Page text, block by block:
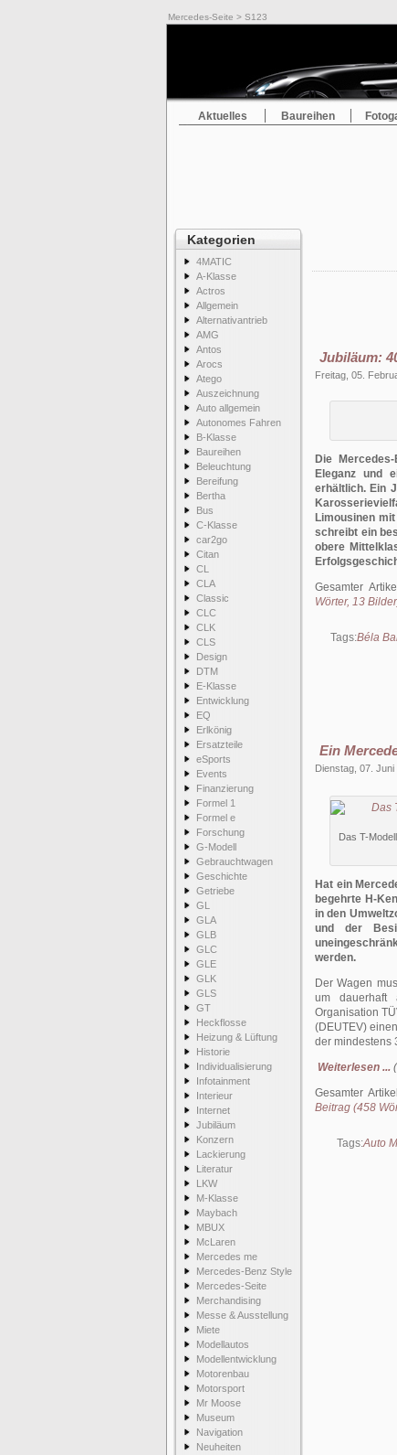
Mercedes-Seite > S123
Aktuelles Baureihen
Kategorien
4MATIC
A-Klasse
Actros
Allgemein
Alternativantrieb
AMG
Antos
Arocs
Atego
Auszeichnung
Auto allgemein
Autonomes Fahren
B-Klasse
Baureihen
Beleuchtung
Bereifung
Bertha
Bus
C-Klasse
car2go
Citan
CL
CLA
Classic
CLC
CLK
CLS
Design
DTM
E-Klasse
Entwicklung
EQ
Erlkönig
Ersatzteile
eSports
Events
Finanzierung
Formel 1
Formel e
Forschung
G-Modell
Gebrauchtwagen
Geschichte
Getriebe
GL
GLA
GLB
GLC
GLE
GLK
GLS
GT
Heckflosse
Heizung & Lüftung
Historie
Individualisierung
Infotainment
Interieur
Internet
Jubiläum
Konzern
Lackierung
Literatur
LKW
M-Klasse
Maybach
MBUX
McLaren
Mercedes me
Mercedes-Benz Style
Mercedes-Seite
Merchandising
Messe & Ausstellung
Miete
Modellautos
Modellentwicklung
Motorenbau
Motorsport
Mr Moose
Museum
Navigation
Neuheiten
Jubiläum:
Freitag, 05.
Die
Eleganz und
erhältlich. Ein
Limousinen
schreibt ein
obere
Gesamter
Wörter, 13
Tags:Béla
Ein
Dienstag, 07. Juni
Das T-
Hat ein
begehrte H-
in den
und der
werden.
Der Wagen
um dauerhaft
Organisation
(DEUTEV)
der mindestens
Weiterlesen ...
Gesamter
Beitrag (458
Tags:Auto